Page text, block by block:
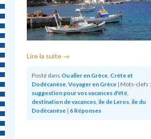
Lire la suite →
Posté dans Ou aller en Grèce Crète et
Dodécanèse ,Voyager en Grèce | Mots-clefs :
suggestion pour vos vacances d'été
destination de vacances ,ile de Leros ,ile du
Dodécanèse | 6 Réponses